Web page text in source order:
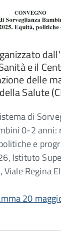
e il
delle
Salute
di
0-2 anni:
e
Istituto
Regina
20